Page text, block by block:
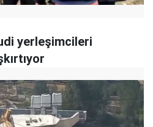
yerleşimcileri